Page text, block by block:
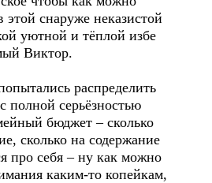
этой снаруже неказистой
уютной и тёплой избе
Виктор.
распределить
полной серьёзностью
бюджет – сколько
сколько на содержание
про себя – ну как можно
каким-то копейкам,